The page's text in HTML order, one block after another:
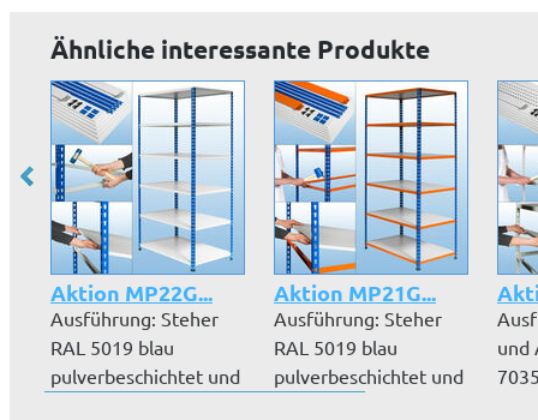
Ähnliche interessante Produkte
Aktion MP22G...
Ausführung: Steher
RAL 5019 blau
pulverbeschichtet und
Aktion MP21G...
Ausführung: Steher
RAL 5019 blau
pulverbeschichtet und
und